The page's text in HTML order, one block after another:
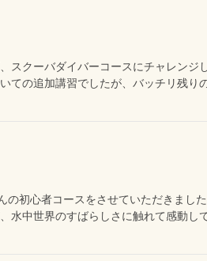
スクーバダイバーコースにチャレンジ
ての追加講習でしたが、バッチリ残り
の初心者コースをさせていただきまし
水中世界のすばらしさに触れて感動し